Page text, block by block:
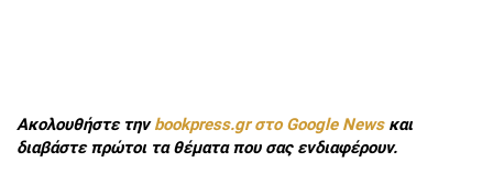
Ακολουθήστε τηνbookpress.gr στο Google Newsκαι
διαβάστε πρώτοι τα θέματα που σας ενδιαφέρουν.